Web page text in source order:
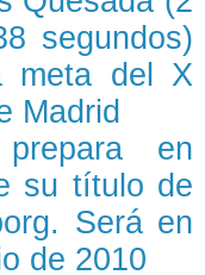
segundos)
meta del X
Madrid
en
su título de
Será en
de 2010